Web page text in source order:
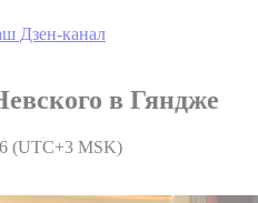
Дзен-канал
в Гяндже
(UTC+3 MSK)